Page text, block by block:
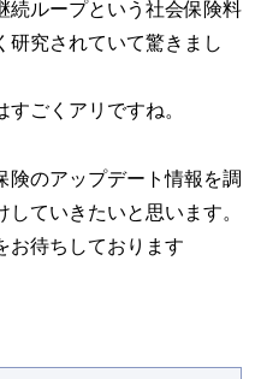
続ループという社会保険料
研究されていて驚きまし
ごくアリですね。
険のアップデート情報を調
ていきたいと思います。
お待ちしております